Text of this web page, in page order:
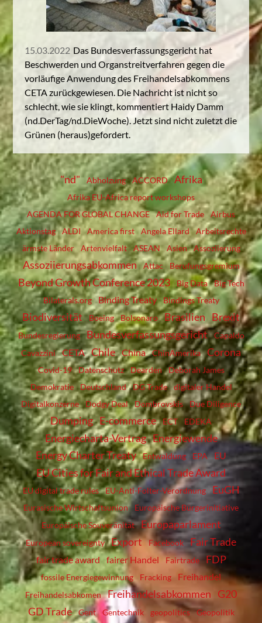
15.03.2022 Das Bundesverfassungsgericht hat
Beschwerden und Organstreitverfahren gegen die
vorläufige Anwendung des Freihandelsabkommens
CETA zurückgewiesen. Die Nachricht ist nicht so
schlecht, wie sie klingt, kommentiert Haidy Damm
(nd.DerTag/nd.DieWoche). Jetzt sind nicht zuletzt die
Grünen (heraus)gefordert.
"nd" Abholzung ACCORD Afrika
Afrika EU-Africa report workshops
AGENDA FOR GLOBAL CHANGE
Aid for Trade
Airbus
Aktionstag
ALDI America first Angela Ellard
Arbeitsrechte
ärmste Länder
Artenvielfalt ASEAN Asien Assoziierung
Assoziierungsabkommen Attac Berufungsgremium
Beyond Growth Conference 2023 Big Data
Big Tech
Bilaterals.org
Binding Treaty Bindings Treaty
Biodiversität Boeing Bolsonaro Brasilien Brexit
Bundesregierung Bundesverfassungsgericht
Capaldo
Cavazzini
CETA Chile China ChinAmerika Corona
Covid-19 Datenschutz Dearden
Deborah James
Demokratie
Deutschland DG Trade
digitaler Handel
Digitalkonzerne
Dodgy Deal Dombrovskis Due Diligence
Dumping E-commerce ECT EDEKA
Energiecharta-Vertrag Energiewende
Energy Charter Treaty
Entwaldung EPA EU
EU Cities for Fair and Ethical Trade Award
EU digital trade rules EU-Anti-Folter-Verordnung EuGH
Eurasische Wirtschaftsunion
Europäische Bürgerinitiative
Europäische Souveränität
Europaparlament
European sovereignty Export Facebook Fair Trade
fair trade award fairer Handel Fairtrade FDP
fossile Energiegewinnung Fracking Freihandel
Freihandelsabkomen Freihandelsabkommen G20
GD Trade
Gent Gentechnik geopolitics
Geopolitik